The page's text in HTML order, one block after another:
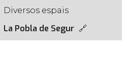
Diversos espais
La Pobla de Segur